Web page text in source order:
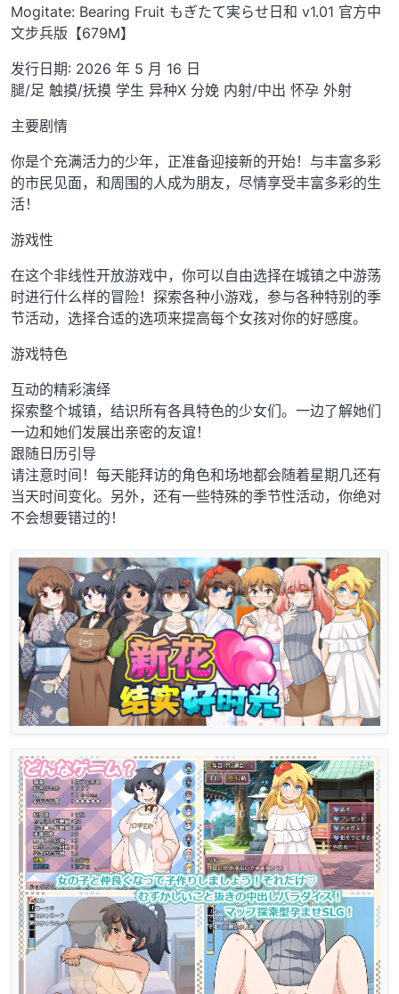
Mogitate: Bearing Fruit もぎたて実らせ日和 v1.01 官方中
文步兵版【679M】
发行日期: 2026 年 5 月 16 日
腿/足 触摸/抚摸 学生 异种X 分娩 内射/中出 怀孕 外射
主要剧情
你是个充满活力的少年，正准备迎接新的开始！与丰富多彩
的市民见面，和周围的人成为朋友，尽情享受丰富多彩的生
活！
游戏性
在这个非线性开放游戏中，你可以自由选择在城镇之中游荡
时进行什么样的冒险！探索各种小游戏，参与各种特别的季
节活动，选择合适的选项来提高每个女孩对你的好感度。
游戏特色
互动的精彩演绎
探索整个城镇，结识所有各具特色的少女们。一边了解她们
一边和她们发展出亲密的友谊！
跟随日历引导
请注意时间！每天能拜访的角色和场地都会随着星期几还有
当天时间变化。另外，还有一些特殊的季节性活动，你绝对
不会想要错过的！